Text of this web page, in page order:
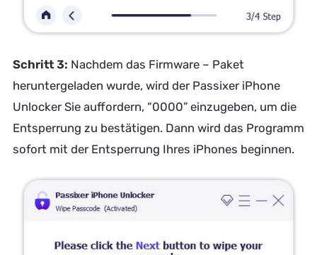
Schritt 3: Nachdem das Firmware – Paket
heruntergeladen wurde, wird der Passixer iPhone
Unlocker Sie auffordern, “0000” einzugeben, um die
Entsperrung zu bestätigen. Dann wird das Programm
sofort mit der Entsperrung Ihres iPhones beginnen.